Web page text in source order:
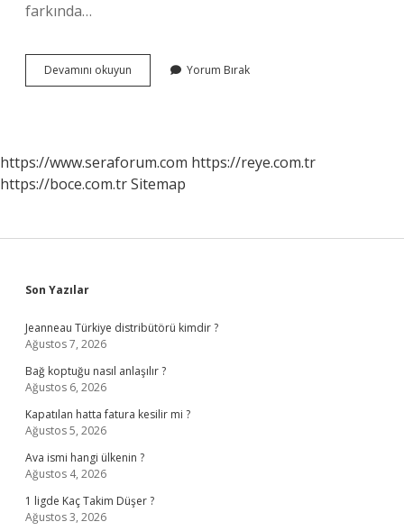
farkında…
Devamını okuyun Hamilelikte
Sinire
Yorum Bırak
https://www.seraforum.com https://reye.com.tr
https://boce.com.trSitemap
Sidebar
Son Yazılar
Jeanneau Türkiye distribütörü kimdir ?
Ağustos 7, 2026
Bağ koptuğu nasıl anlaşılır ?
Ağustos 6, 2026
Kapatılan hatta fatura kesilir mi ?
Ağustos 5, 2026
Ava ismi hangi ülkenin ?
Ağustos 4, 2026
1 ligde Kaç Takim Düşer ?
Ağustos 3, 2026